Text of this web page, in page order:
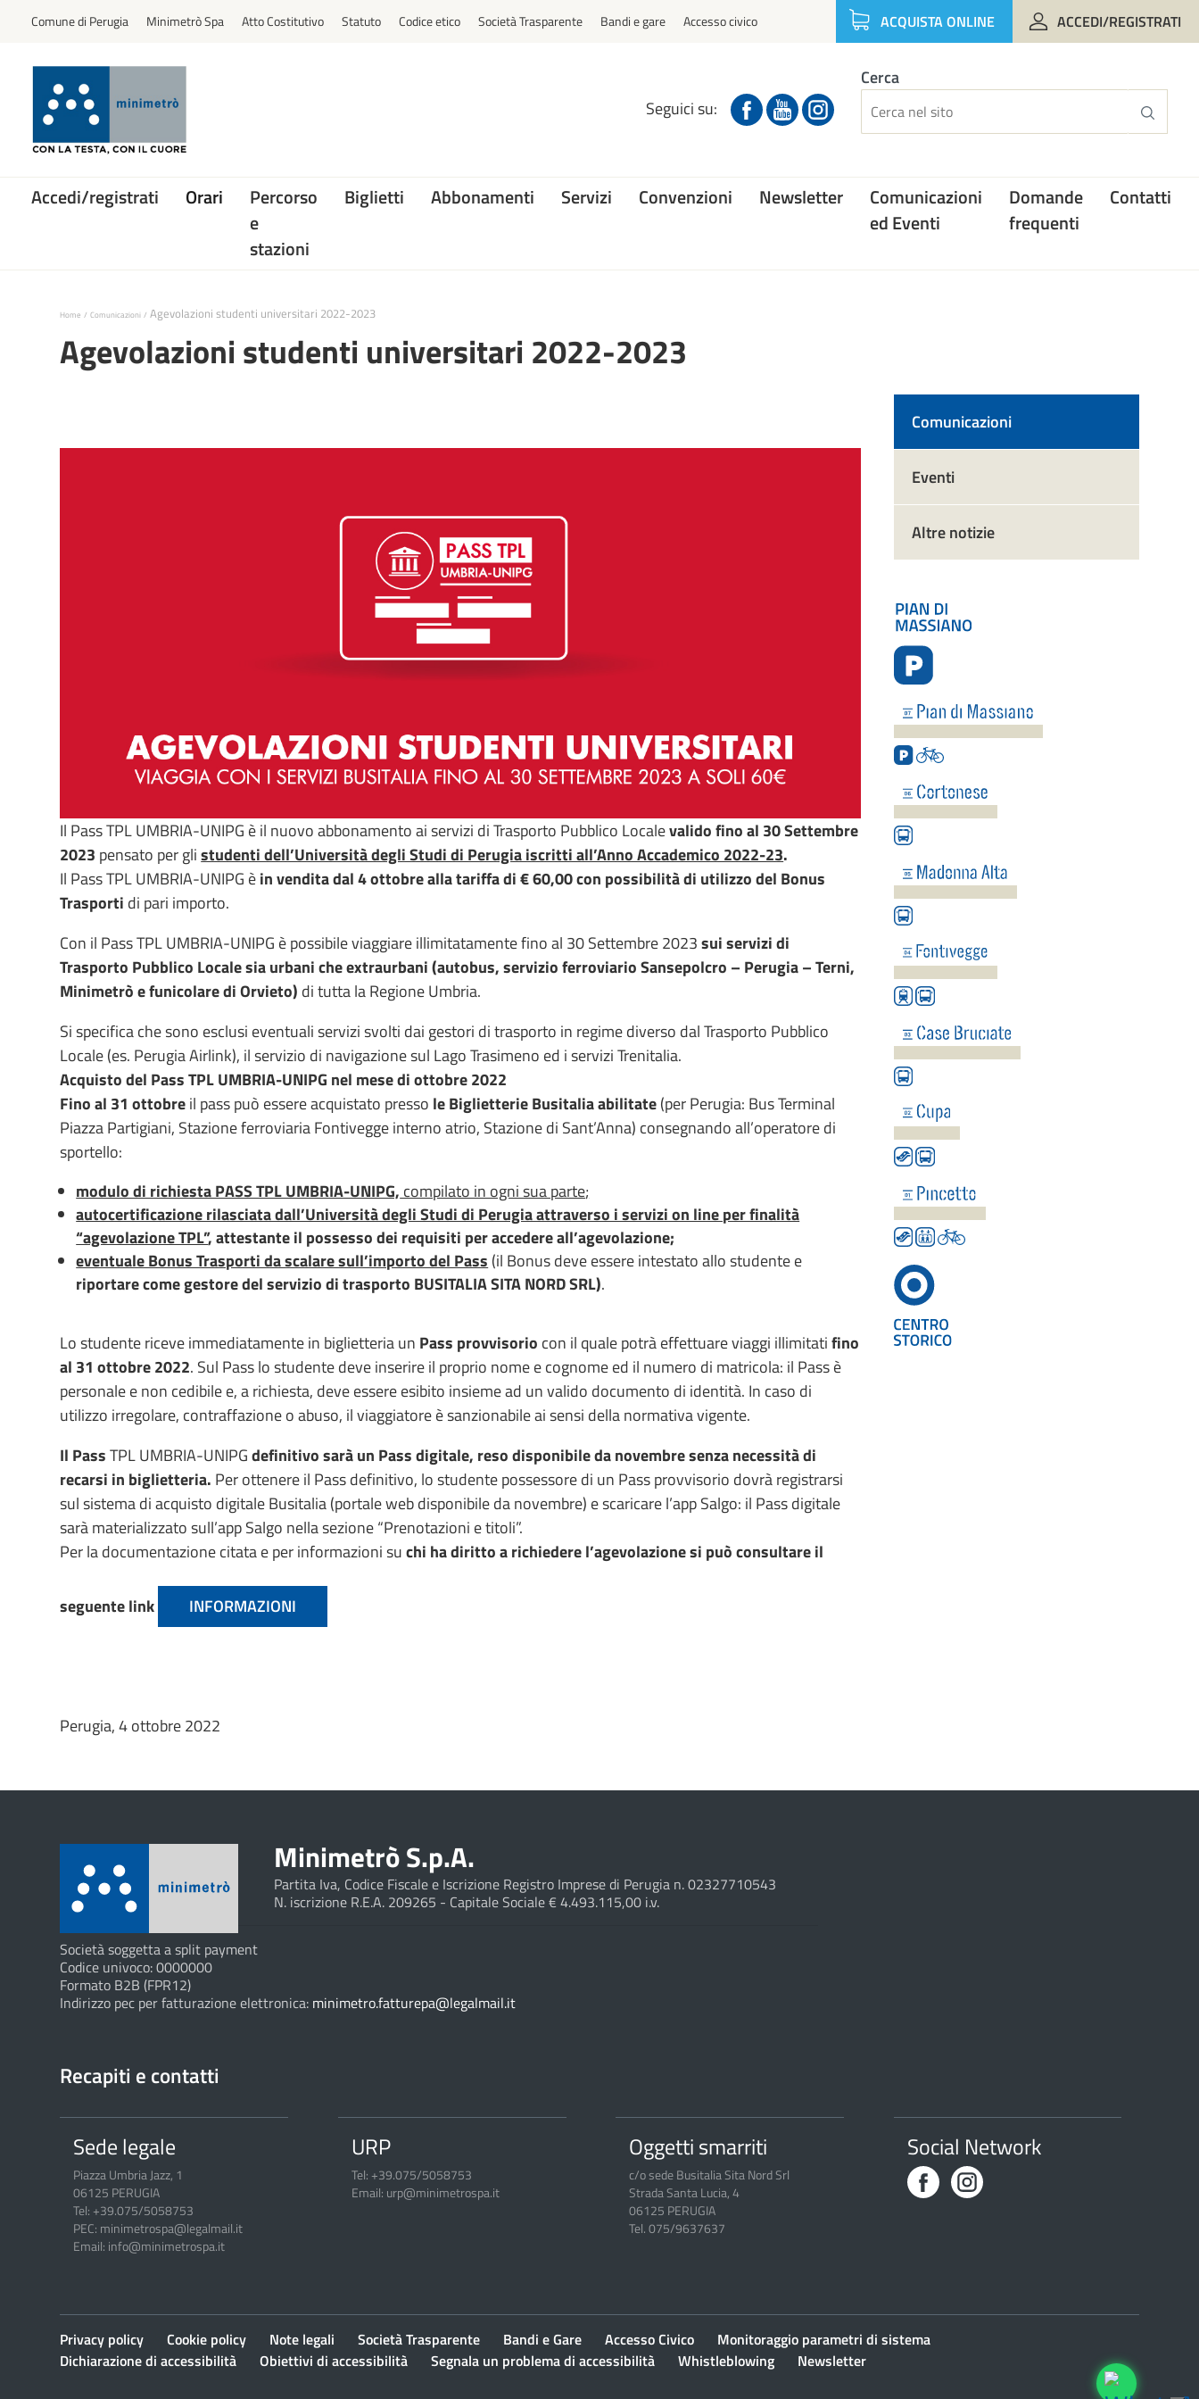
ACQUISTA ONLINE ACCEDI/REGISTRATI
Comune di Perugia Minimetrò Spa Atto Costitutivo Statuto Codice etico Società Trasparente Bandi e gare Accesso civico
Seguici su:
Cerca
Accedi/registrati Orari
Percorso
e
stazioni
Biglietti Abbonamenti Servizi Convenzioni Newsletter
Comunicazioni
ed Eventi
Domande
frequenti
Contatti
Home Comunicazioni Agevolazioni studenti universitari 2022-2023
Agevolazioni studenti universitari 2022-2023
Il Pass TPL UMBRIA-UNIPG è il nuovo abbonamento ai servizi di Trasporto Pubblico Localevalido fino al 30 Settembre
2023 pensato per glistudenti dell’Università degli Studi di Perugia iscritti all’Anno Accademico 2022-23.
Il Pass TPL UMBRIA-UNIPG èin vendita dal 4 ottobre alla tariffa di € 60,00con possibilità di utilizzo del Bonus
Trasporti di pari importo.
Con il Pass TPL UMBRIA-UNIPG è possibile viaggiare illimitatamente fino al 30 Settembre 2023sui servizi di
Trasporto Pubblico Locale sia urbani che extraurbani (autobus, servizio ferroviario Sansepolcro – Perugia – Terni,
Minimetrò e funicolare di Orvieto) di tutta la Regione Umbria.
Si specifica che sono esclusi eventuali servizi svolti dai gestori di trasporto in regime diverso dal Trasporto Pubblico
Locale (es. Perugia Airlink), il servizio di navigazione sul Lago Trasimeno ed i servizi Trenitalia.
Acquisto del Pass TPL UMBRIA-UNIPG nel mese di ottobre 2022
Fino al 31 ottobreil pass può essere acquistato presso le Biglietterie Busitalia abilitate(per Perugia: Bus Terminal
Piazza Partigiani, Stazione ferroviaria Fontivegge interno atrio, Stazione di Sant’Anna) consegnando all’operatore di
sportello:
modulo di richiesta PASS TPL UMBRIA-UNIPG, compilato in ogni sua parte;
autocertificazione rilasciata dall’Università degli Studi di Perugia attraverso i servizi on line per finalità
“agevolazione TPL”, attestante il possesso dei requisiti per accedere all’agevolazione;
eventuale Bonus Trasporti da scalare sull’importo del Pass (il Bonus deve essere intestato allo studente e
riportare come gestore del servizio di trasporto BUSITALIA SITA NORD SRL).
Lo studente riceve immediatamente in biglietteria un Pass provvisorio con il quale potrà effettuare viaggi illimitatifino
al 31 ottobre2022. Sul Pass lo studente deve inserire il proprio nome e cognome ed il numero di matricola: il Pass è
personale e non cedibile e, a richiesta, deve essere esibito insieme ad un valido documento di identità. In caso di
utilizzo irregolare, contraffazione o abuso, il viaggiatore è sanzionabile ai sensi della normativa vigente.
Il PassTPL UMBRIA-UNIPGdefinitivo sarà un Pass digitale, reso disponibile da novembre senza necessità di
recarsi in biglietteria. Per ottenere il Pass definitivo, lo studente possessore di un Pass provvisorio dovrà registrarsi
sul sistema di acquisto digitale Busitalia (portale web disponibile da novembre) e scaricare l’app Salgo: il Pass digitale
sarà materializzato sull’app Salgo nella sezione “Prenotazioni e titoli”.
Per la documentazione citata e per informazioni suchi ha diritto a richiedere l’agevolazione si può consultare il
seguente link INFORMAZIONI
Perugia, 4 ottobre 2022
Comunicazioni
Eventi
Altre notizie
Minimetrò S.p.A.
Partita Iva, Codice Fiscale e Iscrizione Registro Imprese di Perugia n. 02327710543
N. iscrizione R.E.A. 209265 - Capitale Sociale € 4.493.115,00 i.v.
Società soggetta a split payment
Codice univoco: 0000000
Formato B2B (FPR12)
Indirizzo pec per fatturazione elettronica: minimetro.fatturepa@legalmail.it
Recapiti e contatti
Sede legale
Piazza Umbria Jazz, 1
06125 PERUGIA
Tel: +39.075/5058753
PEC: minimetrospa@legalmail.it
Email: info@minimetrospa.it
URP
Tel: +39.075/5058753
Email: urp@minimetrospa.it
Oggetti smarriti
c/o sede Busitalia Sita Nord Srl
Strada Santa Lucia, 4
06125 PERUGIA
Tel. 075/9637637
Social Network
Privacy policy Cookie policy Note legali Società Trasparente Bandi e Gare Accesso Civico
Monitoraggio parametri di sistema
Dichiarazione di accessibilità
Obiettivi di accessibilità Segnala un problema di accessibilità Whistleblowing Newsletter